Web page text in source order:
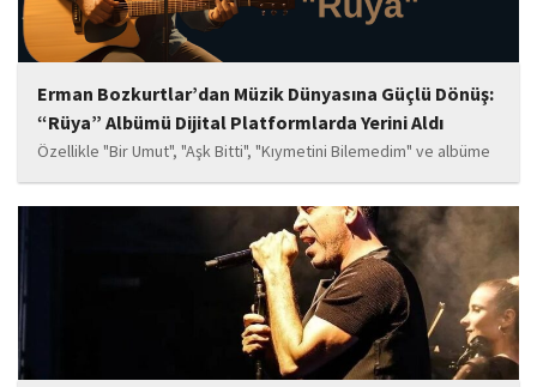
Erman Bozkurtlar’dan Müzik Dünyasına Güçlü Dönüş:
“Rüya” Albümü Dijital Platformlarda Yerini Aldı
Özellikle "Bir Umut", "Aşk Bitti", "Kıymetini Bilemedim" ve albüme
adını veren "Rüya" parçalarının kısa süre içerisinde öne çıkan
eserler arasında yer alması bekleniyor. Albüm, sanatçının önceki
çalışmalarına göre daha olgun,...